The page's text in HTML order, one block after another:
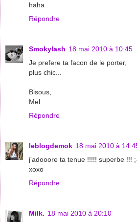
haha
Répondre
Smokylash 18 mai 2010 à 10:45
Je prefere ta facon de le porter,
plus chic...
Bisous,
Mel
Répondre
leblogdemok 18 mai 2010 à
j'adooore ta tenue !!!!! superbe !!!
xoxo
Répondre
Milk. 18 mai 2010 à 20:10